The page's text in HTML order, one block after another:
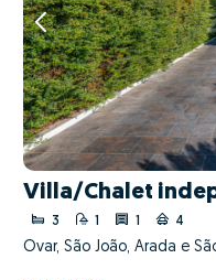
Villa/Chalet
3 4